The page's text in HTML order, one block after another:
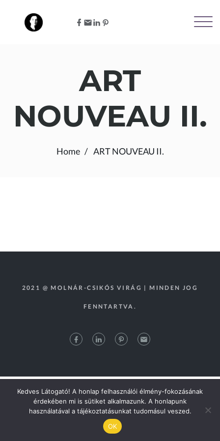
ART
NOUVEAU II.
Home ART NOUVEAU II.
2021 @ MOLNÁR-CSIKÓS VIRÁG | MINDEN JOG
FENNTARTVA.
Kedves Látogató! A honlap felhasználói élmény-fokozásának
érdekében mi is sütiket alkalmazunk. A honlapunk
használatával a tájékoztatásunkat tudomásul veszed.
OK